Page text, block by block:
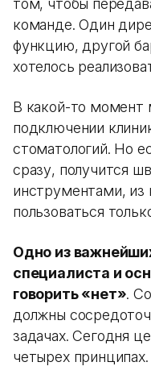
том, чтобы
команде. Один
функцию, другой
хотелось
В какой-то момент
подключении
стоматологий. Но
сразу, получится
инструментами,
пользоваться
Одно из
специалиста и
говорить «нет».
должны
задачах. Сегодня
четырех принципах.